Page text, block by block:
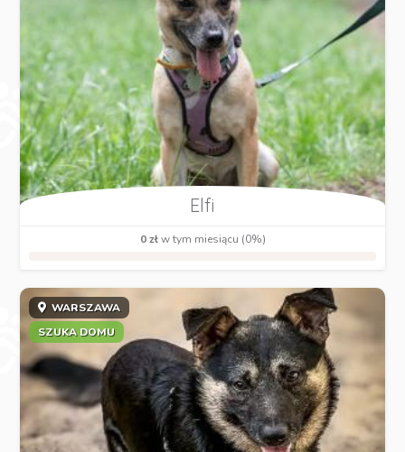
Elfi
0 złw tym miesiącu (0%)
WARSZAWA
SZUKA DOMU